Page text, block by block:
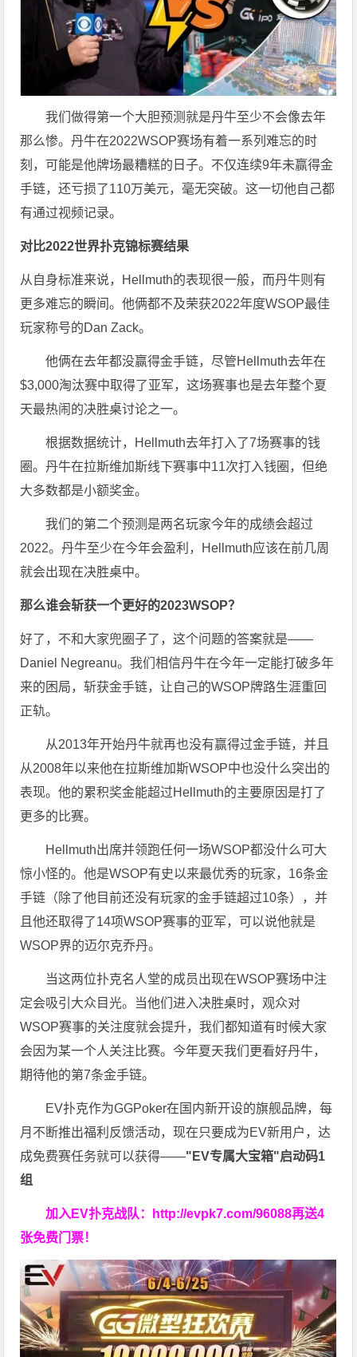
我们做得第一个大胆预测就是丹牛至少不会像去年
那么惨。丹牛在2022WSOP赛场有着一系列难忘的时
刻，可能是他牌场最糟糕的日子。不仅连续9年未赢得金
手链，还亏损了110万美元，毫无突破。这一切他自己都
有通过视频记录。
对比2022世界扑克锦标赛结果
从自身标准来说，Hellmuth的表现很一般，而丹牛则有
更多难忘的瞬间。他俩都不及荣获2022年度WSOP最佳
玩家称号的Dan Zack。
他俩在去年都没赢得金手链，尽管Hellmuth去年在
$3,000淘汰赛中取得了亚军，这场赛事也是去年整个夏
天最热闹的决胜桌讨论之一。
根据数据统计，Hellmuth去年打入了7场赛事的钱
圈。丹牛在拉斯维加斯线下赛事中11次打入钱圈，但绝
大多数都是小额奖金。
我们的第二个预测是两名玩家今年的成绩会超过
2022。丹牛至少在今年会盈利，Hellmuth应该在前几周
就会出现在决胜桌中。
那么谁会斩获一个更好的2023WSOP？
好了，不和大家兜圈子了，这个问题的答案就是——
Daniel Negreanu。我们相信丹牛在今年一定能打破多年
来的困局，斩获金手链，让自己的WSOP牌路生涯重回
正轨。
从2013年开始丹牛就再也没有赢得过金手链，并且
从2008年以来他在拉斯维加斯WSOP中也没什么突出的
表现。他的累积奖金能超过Hellmuth的主要原因是打了
更多的比赛。
Hellmuth出席并领跑任何一场WSOP都没什么可大
惊小怪的。他是WSOP有史以来最优秀的玩家，16条金
手链（除了他目前还没有玩家的金手链超过10条），并
且他还取得了14项WSOP赛事的亚军，可以说他就是
WSOP界的迈尔克乔丹。
当这两位扑克名人堂的成员出现在WSOP赛场中注
定会吸引大众目光。当他们进入决胜桌时，观众对
WSOP赛事的关注度就会提升，我们都知道有时候大家
会因为某一个人关注比赛。今年夏天我们更看好丹牛，
期待他的第7条金手链。
EV扑克作为GGPoker在国内新开设的旗舰品牌，每
月不断推出福利反馈活动，现在只要成为EV新用户，达
成免费赛任务就可以获得——"EV专属大宝箱"启动码1
组
加入EV扑克战队： http://evpk7.com/96088再送4
张免费门票！